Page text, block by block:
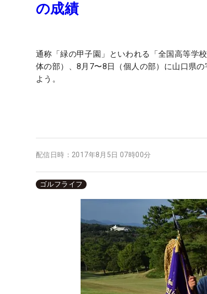
の成績
通称「緑の甲子園」といわれる「全国高等学
体の部）、8月7〜8日（個人の部）に山口県
よう。
配信日時： 2017年8月5日 07時00分
ゴルフライフ